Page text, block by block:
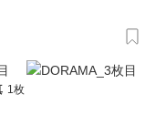
1枚